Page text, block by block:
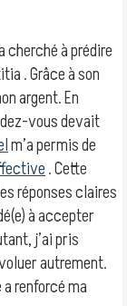
cherché à prédire
. Grâce à son
argent. En
vous devait
m’a permis de
. Cette
réponses claires
à accepter
j’ai pris
autrement.
renforcé ma